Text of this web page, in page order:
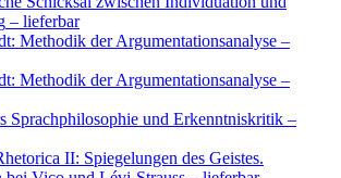
– lieferbar
Methodik der Argumentationsanalyse –
Methodik der Argumentationsanalyse –
Sprachphilosophie und Erkenntniskritik –
II: Spiegelungen des Geistes.